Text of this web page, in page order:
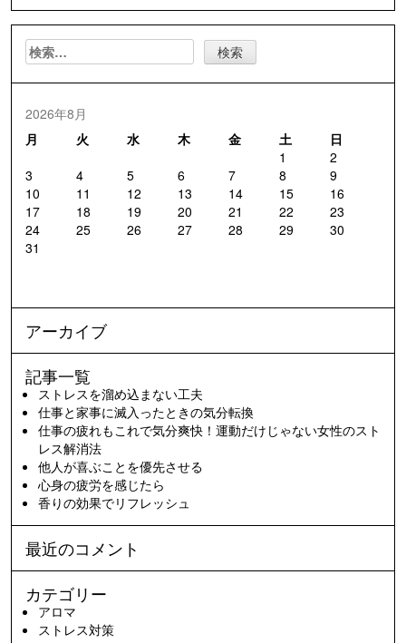
検
索:
2026年8月
月
火 水 木 金 土
日
1
2
3
4 5 6 7 8
9
10
11 12 13 14 15
16
17
18 19 20 21 22
23
24
25 26 27 28 29
30
31
アーカイブ
記事一覧
ストレスを溜め込まない工夫
仕事と家事に滅入ったときの気分転換
仕事の疲れもこれで気分爽快！運動だけじゃない女性のスト
レス解消法
他人が喜ぶことを優先させる
心身の疲労を感じたら
香りの効果でリフレッシュ
最近のコメント
カテゴリー
アロマ
ストレス対策